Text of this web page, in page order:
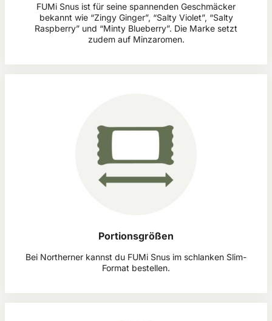
FUMi Snus ist für seine spannenden Geschmäcker
bekannt wie “Zingy Ginger”, “Salty Violet”, “Salty
Raspberry” und “Minty Blueberry”. Die Marke setzt
zudem auf Minzaromen.
Portionsgrößen
Bei Northerner kannst du FUMi Snus im schlanken Slim-
Format bestellen.